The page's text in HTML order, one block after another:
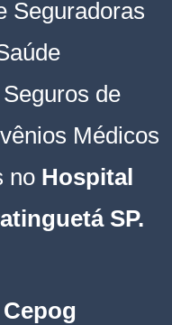
Seguradoras
de
Médicos
no Hospital
SP.